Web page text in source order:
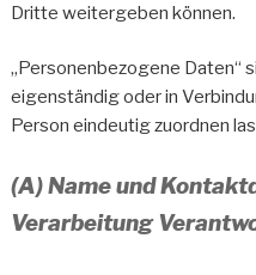
Dritte weitergeben können.
„Personenbezogene Daten“
eigenständig oder in
Person eindeutig zuordnen
(A) Name und
Verarbeitung